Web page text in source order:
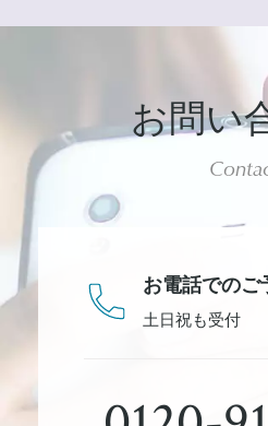
お問い
お電話でのご
土日祝も受付